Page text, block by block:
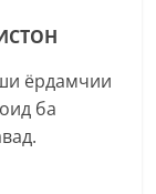
ёрдамчии
ба